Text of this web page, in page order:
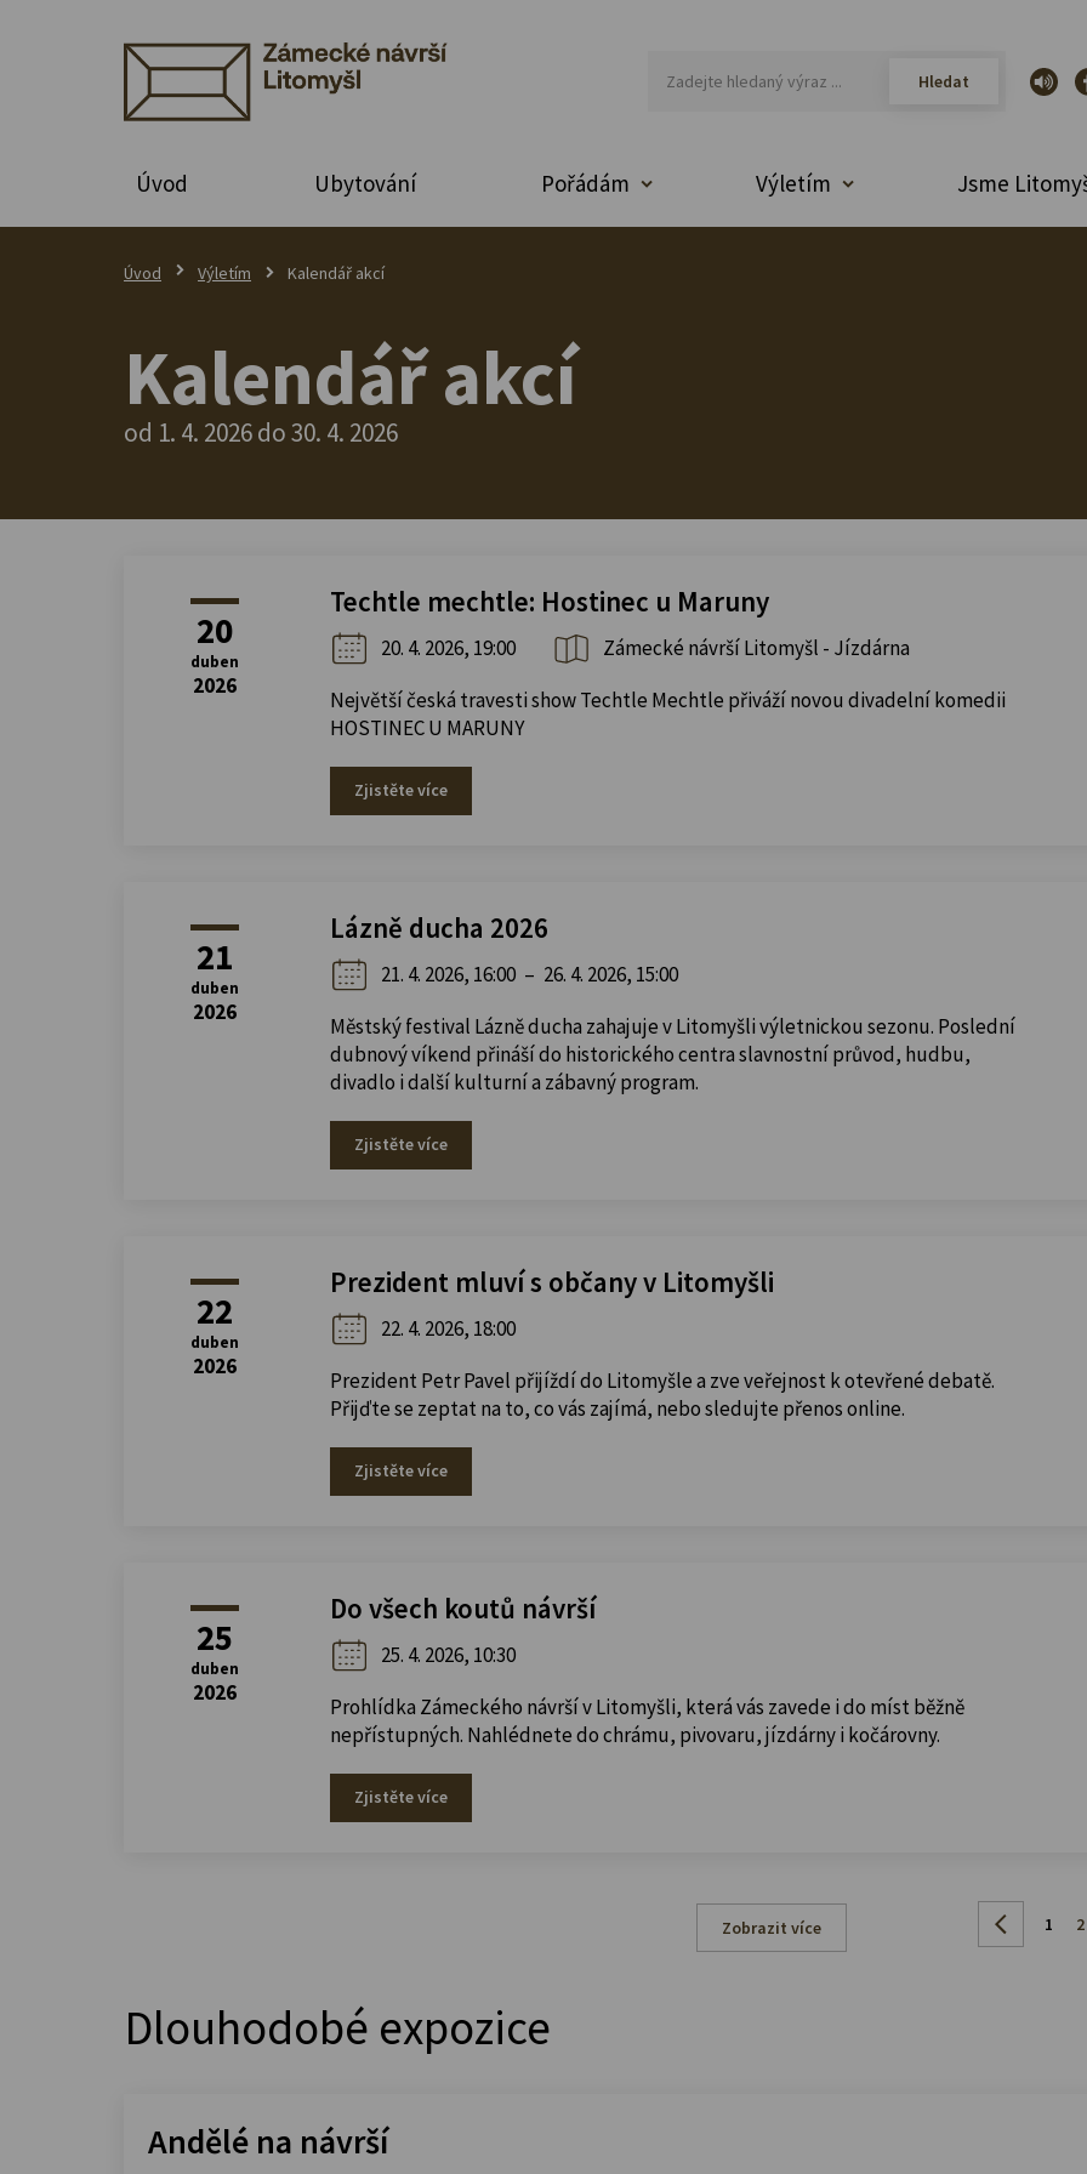
Úvod Ubytování Pořádám Výletím Jsme
Úvod Výletím Kalendář akcí
Kalendář akcí
od 1. 4. 2026 do 30. 4. 2026
20
duben
2026
Techtle mechtle: Hostinec u Maruny
20. 4. 2026, 19:00
Zámecké návrší Litomyšl - Jízdárna
Největší česká travesti show Techtle Mechtle přiváží novou divadelní komedii
HOSTINEC U MARUNY
Zjistěte více
21
duben
2026
Lázně ducha 2026
21. 4. 2026, 16:00 – 26. 4. 2026, 15:00
Městský festival Lázně ducha zahajuje v Litomyšli výletnickou sezonu. Poslední
dubnový víkend přináší do historického centra slavnostní průvod, hudbu,
divadlo i další kulturní a zábavný program.
Zjistěte více
22
duben
2026
Prezident mluví s občany v Litomyšli
22. 4. 2026, 18:00
Prezident Petr Pavel přijíždí do Litomyšle a zve veřejnost k otevřené debatě.
Přijďte se zeptat na to, co vás zajímá, nebo sledujte přenos online.
Zjistěte více
25
duben
2026
Do všech koutů návrší
25. 4. 2026, 10:30
Prohlídka Zámeckého návrší v Litomyšli, která vás zavede i do míst běžně
nepřístupných. Nahlédnete do chrámu, pivovaru, jízdárny i kočárovny.
Zjistěte více
Zobrazit více 1 2
Dlouhodobé expozice
Andělé na návrší